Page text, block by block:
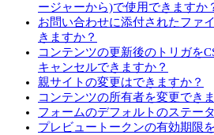
ージャーから)で使用できますか
お問い合わせに添付されたファ
きますか？
コンテンツの更新後のトリガを
キャンセルできますか？
親サイトの変更はできますか？
コンテンツの所有者を変更でき
フォームのデフォルトのステー
プレビュートークンの有効期限